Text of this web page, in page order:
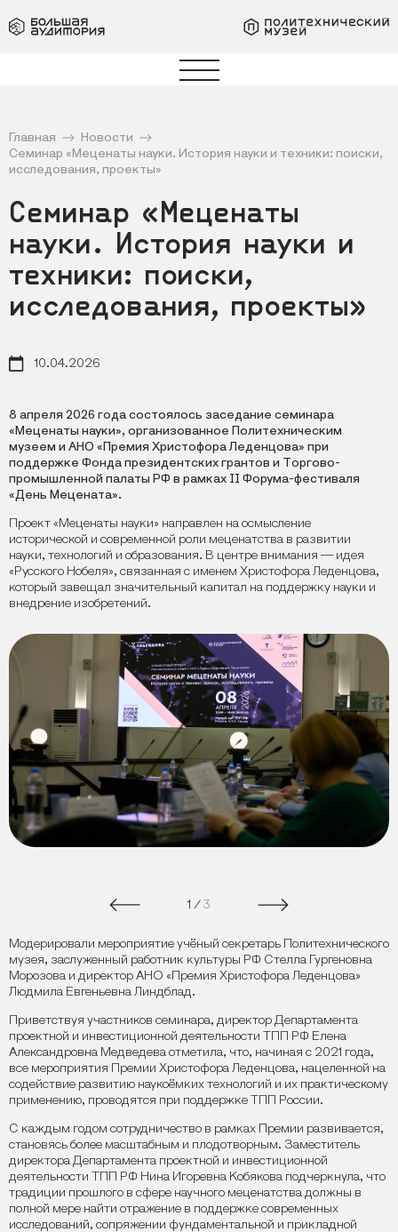
Главная
Новости
Семинар «Меценаты науки. История науки и техники: поиски,
исследования, проекты»
Семинар «Меценаты
науки. История науки и
техники: поиски,
исследования, проекты»
Дата новости
10.04.2026
8 апреля 2026 года состоялось заседание семинара
«Меценаты науки», организованное Политехническим
музеем и АНО «Премия Христофора Леденцова» при
поддержке Фонда президентских грантов и Торгово-
промышленной палаты РФ в рамках II Форума-фестиваля
«День Мецената».
Проект «Меценаты науки» направлен на осмысление
исторической и современной роли меценатства в развитии
науки, технологий и образования. В центре внимания — идея
«Русского Нобеля», связанная с именем Христофора Леденцова,
который завещал значительный капитал на поддержку науки и
внедрение изобретений.
1 / 3
Модерировали мероприятие учёный секретарь Политехнического
музея, заслуженный работник культуры РФ Стелла Гургеновна
Морозова и директор АНО «Премия Христофора Леденцова»
Людмила Евгеньевна Линдблад.
Приветствуя участников семинара, директор Департамента
проектной и инвестиционной деятельности ТПП РФ Елена
Александровна Медведева отметила, что, начиная с 2021 года,
все мероприятия Премии Христофора Леденцова, нацеленной на
содействие развитию наукоёмких технологий и их практическому
применению, проводятся при поддержке ТПП России.
С каждым годом сотрудничество в рамках Премии развивается,
становясь более масштабным и плодотворным. Заместитель
директора Департамента проектной и инвестиционной
деятельности ТПП РФ Нина Игоревна Кобякова подчеркнула, что
традиции прошлого в сфере научного меценатства должны в
полной мере найти отражение в поддержке современных
исследований, сопряжении фундаментальной и прикладной